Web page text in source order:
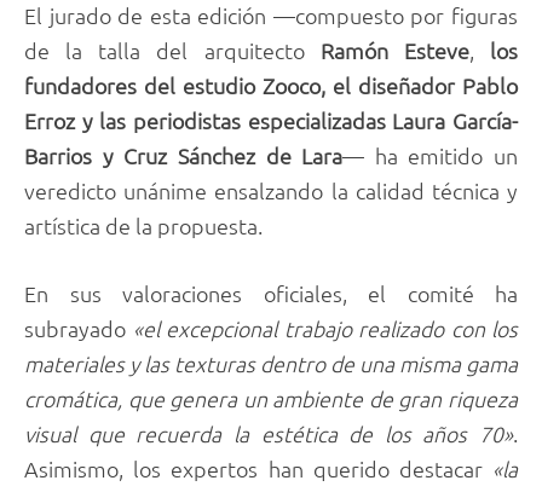
El jurado de esta edición —compuesto por figuras
de la talla del arquitecto Ramón Esteve, los
fundadores del estudio Zooco, el diseñador Pablo
Erroz y las periodistas especializadas Laura García-
Barrios y Cruz Sánchez de Lara— ha emitido un
veredicto unánime ensalzando la calidad técnica y
artística de la propuesta.
En sus valoraciones oficiales, el comité ha
subrayado «el excepcional trabajo realizado con los
materiales y las texturas dentro de una misma gama
cromática, que genera un ambiente de gran riqueza
visual que recuerda la estética de los años 70».
Asimismo, los expertos han querido destacar «la